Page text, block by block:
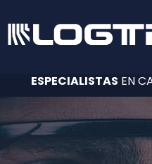
ESPECIALISTAS EN